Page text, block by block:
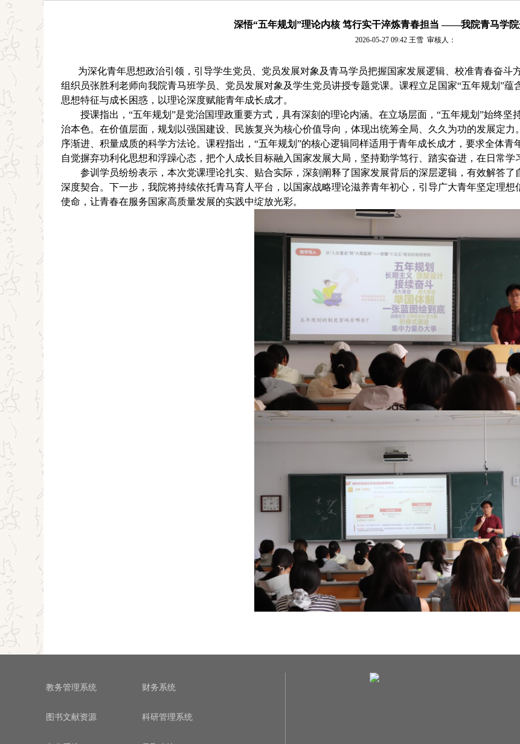
深悟“五年规划”理论内核 笃行实干淬炼青春担当 ——我院青马学
2026-05-27 09:42 王雪 审核人：
为深化青年思想政治引领，引导学生党员、党员发展对象及青马学员把握国家发展逻辑、校准青春奋斗
组织员张胜利老师向我院青马班学员、党员发展对象及学生党员讲授专题党课。课程立足国家“五年规划”
思想特征与成长困惑，以理论深度赋能青年成长成才。
授课指出， “五年规划”是党治国理政重要方式，具有深刻的理论内涵。在立场层面，“五年规划”始终
治本色。在价值层面，规划以强国建设、民族复兴为核心价值导向，体现出统筹全局、久久为功的发展定
序渐进、积量成质的科学方法论。课程指出，“五年规划”的核心逻辑同样适用于青年成长成才，要求全体青
自觉摒弃功利化思想和浮躁心态，把个人成长目标融入国家发展大局，坚持勤学笃行、踏实奋进，在日常学
参训学员纷纷表示，本次党课理论扎实、贴合实际，深刻阐释了国家发展背后的深层逻辑，有效解答
深度契合。下一步，我院将持续依托青马育人平台，以国家战略理论滋养青年初心，引导广大青年坚定理
使命，让青春在服务国家高质量发展的实践中绽放光彩。
教务管理系统 财务系统
图书文献资源 科研管理系统